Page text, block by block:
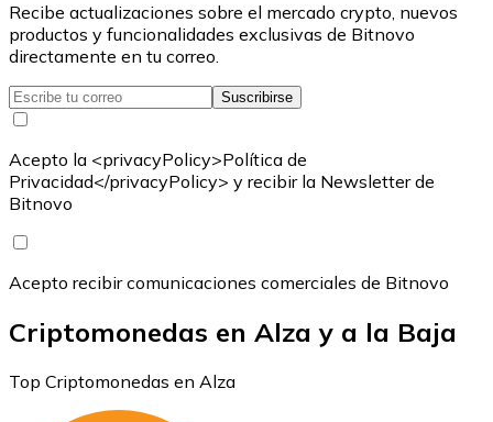
Recibe actualizaciones sobre el mercado crypto, nuevos
productos y funcionalidades exclusivas de Bitnovo
directamente en tu correo.
Suscribirse
Acepto la <privacyPolicy>Política de
Privacidad</privacyPolicy> y recibir la Newsletter de
Bitnovo
Acepto recibir comunicaciones comerciales de Bitnovo
Criptomonedas en Alza y a la Baja
Top Criptomonedas en Alza